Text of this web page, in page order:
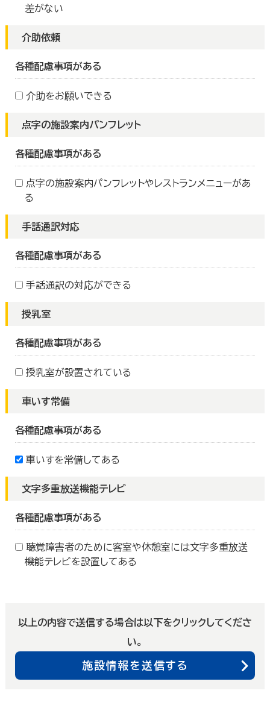
差がない
介助依頼
各種配慮事項がある
介助をお願いできる
点字の施設案内パンフレット
各種配慮事項がある
点字の施設案内パンフレットやレストランメニューがあ
る
手話通訳対応
各種配慮事項がある
手話通訳の対応ができる
授乳室
各種配慮事項がある
授乳室が設置されている
車いす常備
各種配慮事項がある
車いすを常備してある
文字多重放送機能テレビ
各種配慮事項がある
聴覚障害者のために客室や休憩室には文字多重放送
機能テレビを設置してある
以上の内容で送信する場合は以下をクリックしてくださ
い。
施設情報を送信する